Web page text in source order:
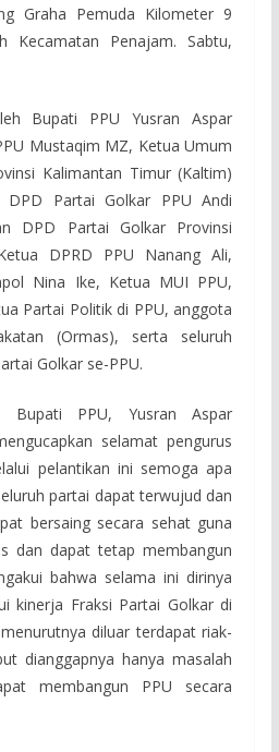
Graha Pemuda Kilometer 9
Kecamatan Penajam. Sabtu,
Bupati PPU Yusran Aspar
Mustaqim MZ, Ketua Umum
Kalimantan Timur (Kaltim)
DPD Partai Golkar PPU Andi
DPD Partai Golkar Provinsi
DPRD PPU Nanang Ali,
Nina Ike, Ketua MUI PPU,
Partai Politik di PPU, anggota
(Ormas), serta seluruh
Golkar se-PPU.
Bupati PPU, Yusran Aspar
selamat pengurus
pelantikan ini semoga apa
partai dapat terwujud dan
bersaing secara sehat guna
dan dapat tetap membangun
bahwa selama ini dirinya
kinerja Fraksi Partai Golkar di
diluar terdapat riak-
dianggapnya hanya masalah
membangun PPU secara